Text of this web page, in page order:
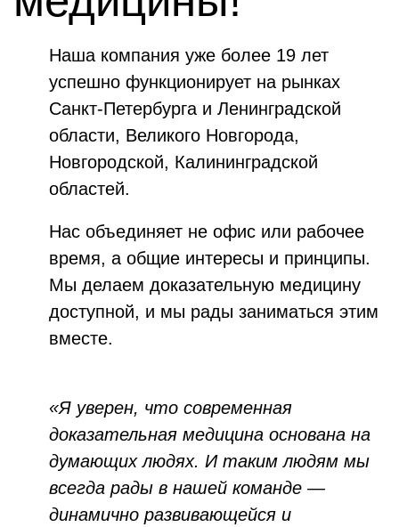
Наша компания уже более 19 лет
успешно функционирует на рынках
Санкт-Петербурга и Ленинградской
области, Великого Новгорода,
Новгородской, Калининградской
областей.
Нас объединяет не офис или рабочее
время, а общие интересы и принципы.
Мы делаем доказательную медицину
доступной, и мы рады заниматься этим
вместе.
«Я уверен, что современная
доказательная медицина основана на
думающих людях. И таким людям мы
всегда рады в нашей команде —
динамично развивающейся и